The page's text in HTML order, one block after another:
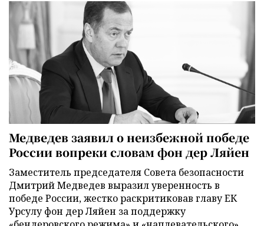
Медведев заявил о неизбежной победе
России вопреки словам фон дер Ляйен
Заместитель председателя Совета безопасности
Дмитрий Медведев выразил уверенность в
победе России, жестко раскритиковав главу ЕК
Урсулу фон дер Ляйен за поддержку